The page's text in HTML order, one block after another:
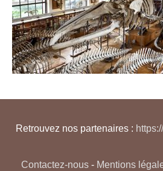
Retrouvez nos partenaires :
Contactez-nous- Mentions